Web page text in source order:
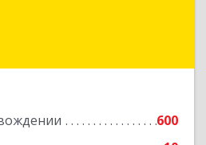
600
Абакан г, Ивана Ярыгина